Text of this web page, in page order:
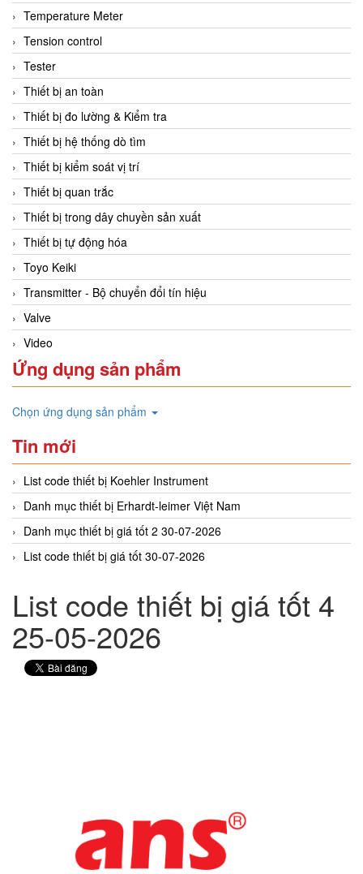
Temperature Meter
Tension control
Tester
Thiết bị an toàn
Thiết bị đo lường & Kiểm tra
Thiết bị hệ thống dò tìm
Thiết bị kiểm soát vị trí
Thiết bị quan trắc
Thiết bị trong dây chuyền sản xuất
Thiết bị tự động hóa
Toyo Keiki
Transmitter - Bộ chuyển đổi tín hiệu
Valve
Video
Ứng dụng sản phẩm
Chọn ứng dụng sản phẩm
Tin mới
List code thiết bị Koehler Instrument
Danh mục thiết bị Erhardt-leimer Việt Nam
Danh mục thiết bị giá tốt 2 30-07-2026
List code thiết bị giá tốt 30-07-2026
List code thiết bị giá tốt 4
25-05-2026